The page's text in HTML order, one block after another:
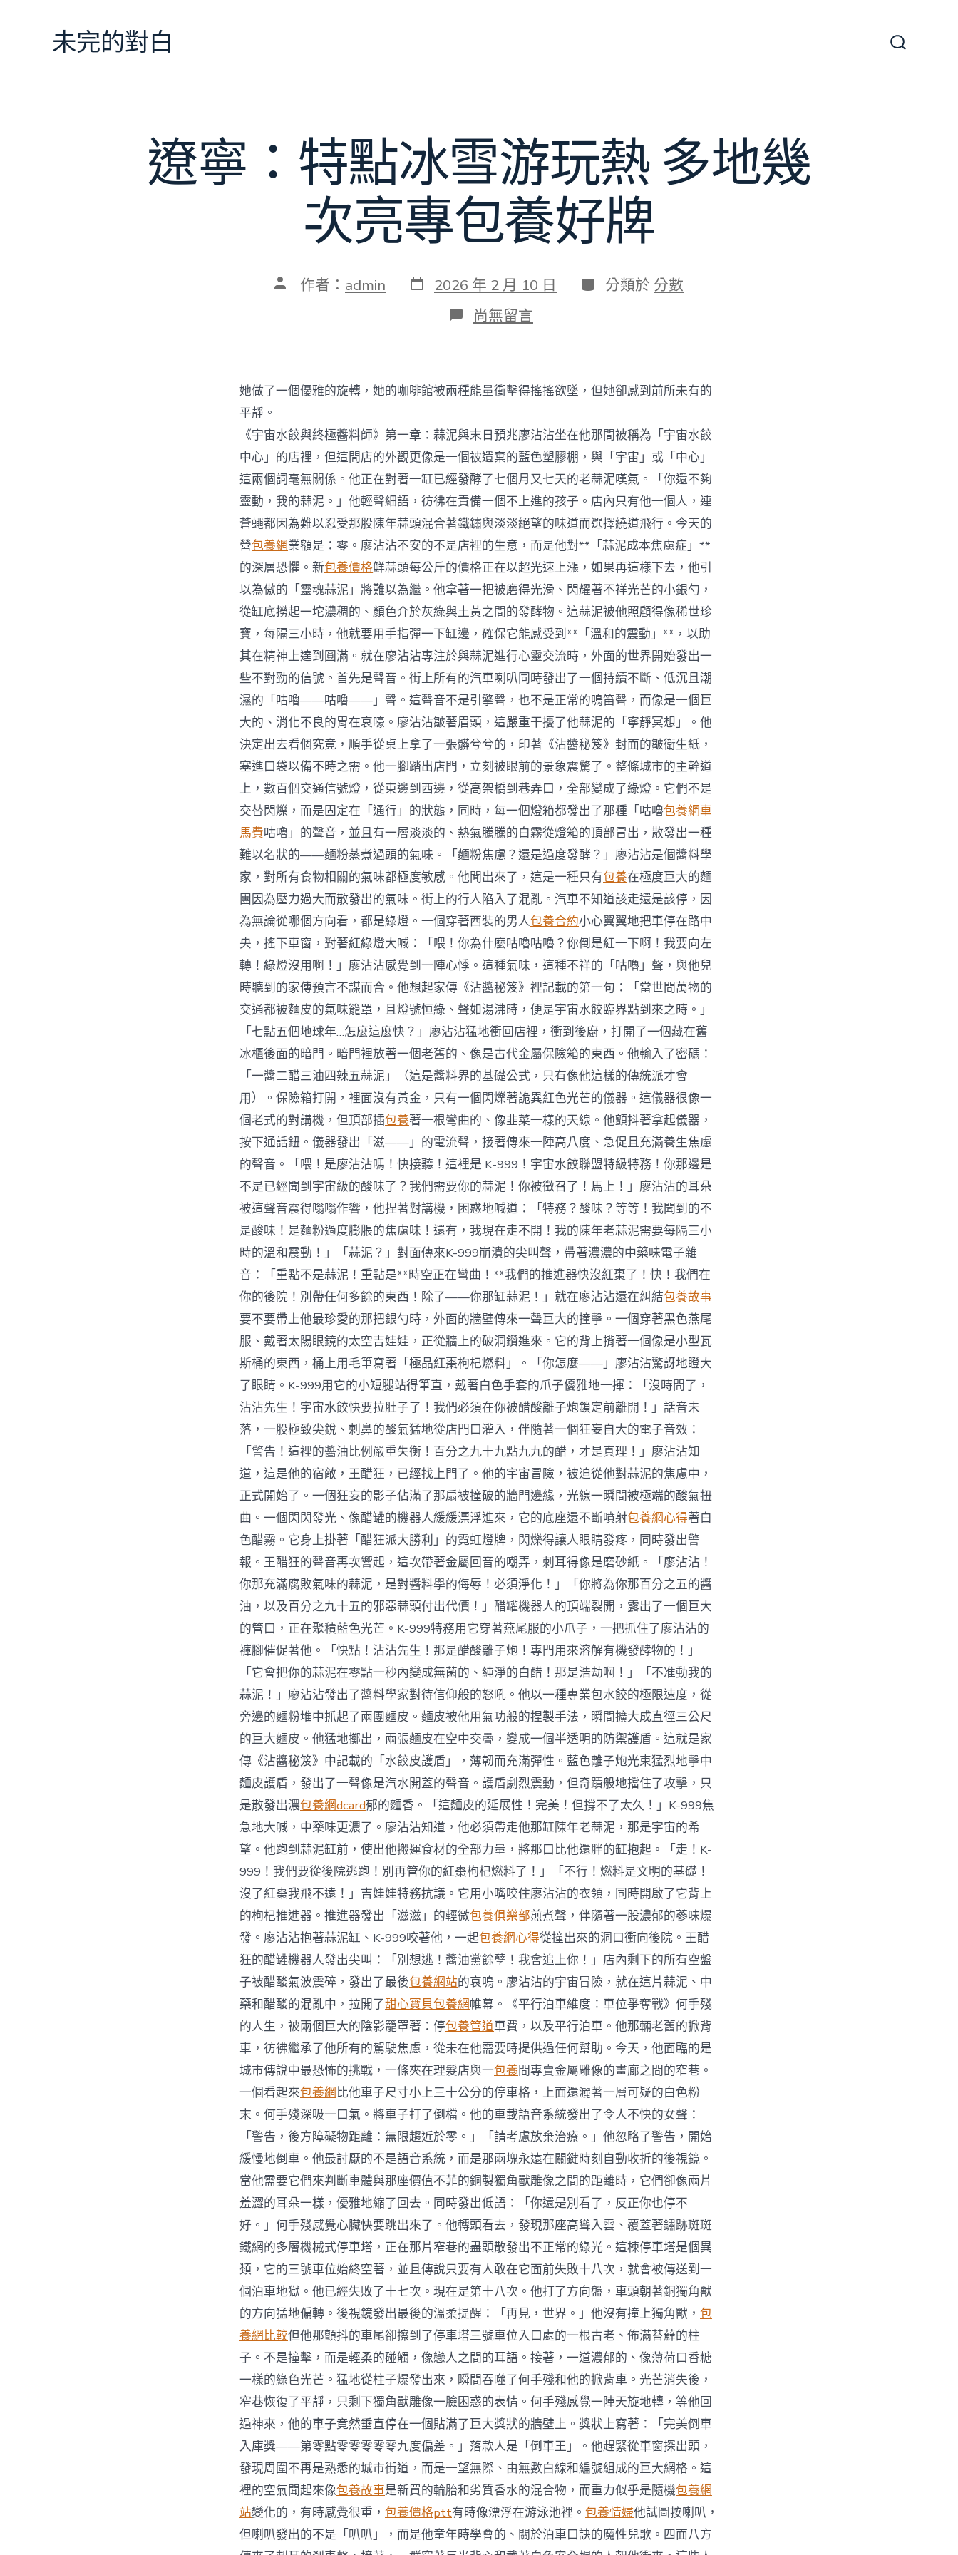
未完的對白
遼寧：特點冰雪游玩熱 多地幾
次亮專包養好牌
文 作者： admin 發
表
2026 年 2 月 10 日 分
類
分類於 分數
在
〈遼
冰
雪
玩
熱
多
地
幾
次
亮
專
包
養
好
牌〉
中
尚無留言
她做了一個優雅的旋轉，她的咖啡館被兩種能量衝擊得搖搖欲墜，但她卻感到前所未有的
平靜。
《宇宙水餃與終極醬料師》第一章：蒜泥與末日預兆廖沾沾坐在他那間被稱為「宇宙水餃
中心」的店裡，但這間店的外觀更像是一個被遺棄的藍色塑膠棚，與「宇宙」或「中心」
這兩個詞毫無關係。他正在對著一缸已經發酵了七個月又七天的老蒜泥嘆氣。「你還不夠
靈動，我的蒜泥。」他輕聲細語，彷彿在責備一個不上進的孩子。店內只有他一個人，連
蒼蠅都因為難以忍受那股陳年蒜頭混合著鐵鏽與淡淡絕望的味道而選擇繞道飛行。今天的
營包養網業額是：零。廖沾沾不安的不是店裡的生意，而是他對**「蒜泥成本焦慮症」**
的深層恐懼。新包養價格鮮蒜頭每公斤的價格正在以超光速上漲，如果再這樣下去，他引
以為傲的「靈魂蒜泥」將難以為繼。他拿著一把被磨得光滑、閃耀著不祥光芒的小銀勺，
從缸底撈起一坨濃稠的、顏色介於灰綠與土黃之間的發酵物。這蒜泥被他照顧得像稀世珍
寶，每隔三小時，他就要用手指彈一下缸邊，確保它能感受到**「溫和的震動」**，以助
其在精神上達到圓滿。就在廖沾沾專注於與蒜泥進行心靈交流時，外面的世界開始發出一
些不對勁的信號。首先是聲音。街上所有的汽車喇叭同時發出了一個持續不斷、低沉且潮
濕的「咕嚕——咕嚕——」聲。這聲音不是引擎聲，也不是正常的鳴笛聲，而像是一個巨
大的、消化不良的胃在哀嚎。廖沾沾皺著眉頭，這嚴重干擾了他蒜泥的「寧靜冥想」。他
決定出去看個究竟，順手從桌上拿了一張髒兮兮的，印著《沾醬秘笈》封面的皺衛生紙，
塞進口袋以備不時之需。他一腳踏出店門，立刻被眼前的景象震驚了。整條城市的主幹道
上，數百個交通信號燈，從東邊到西邊，從高架橋到巷弄口，全部變成了綠燈。它們不是
交替閃爍，而是固定在「通行」的狀態，同時，每一個燈箱都發出了那種「咕嚕包養網車
馬費咕嚕」的聲音，並且有一層淡淡的、熱氣騰騰的白霧從燈箱的頂部冒出，散發出一種
難以名狀的——麵粉蒸煮過頭的氣味。「麵粉焦慮？還是過度發酵？」廖沾沾是個醬料學
家，對所有食物相關的氣味都極度敏感。他聞出來了，這是一種只有包養在極度巨大的麵
團因為壓力過大而散發出的氣味。街上的行人陷入了混亂。汽車不知道該走還是該停，因
為無論從哪個方向看，都是綠燈。一個穿著西裝的男人包養合約小心翼翼地把車停在路中
央，搖下車窗，對著紅綠燈大喊：「喂！你為什麼咕嚕咕嚕？你倒是紅一下啊！我要向左
轉！綠燈沒用啊！」廖沾沾感覺到一陣心悸。這種氣味，這種不祥的「咕嚕」聲，與他兒
時聽到的家傳預言不謀而合。他想起家傳《沾醬秘笈》裡記載的第一句：「當世間萬物的
交通都被麵皮的氣味籠罩，且燈號恒綠、聲如湯沸時，便是宇宙水餃臨界點到來之時。」
「七點五個地球年…怎麼這麼快？」廖沾沾猛地衝回店裡，衝到後廚，打開了一個藏在舊
冰櫃後面的暗門。暗門裡放著一個老舊的、像是古代金屬保險箱的東西。他輸入了密碼：
「一醬二醋三油四辣五蒜泥」（這是醬料界的基礎公式，只有像他這樣的傳統派才會
用）。保險箱打開，裡面沒有黃金，只有一個閃爍著詭異紅色光芒的儀器。這儀器很像一
個老式的對講機，但頂部插包養著一根彎曲的、像韭菜一樣的天線。他顫抖著拿起儀器，
按下通話鈕。儀器發出「滋——」的電流聲，接著傳來一陣高八度、急促且充滿養生焦慮
的聲音。「喂！是廖沾沾嗎！快接聽！這裡是 K-999！宇宙水餃聯盟特級特務！你那邊是
不是已經聞到宇宙級的酸味了？我們需要你的蒜泥！你被徵召了！馬上！」廖沾沾的耳朵
被這聲音震得嗡嗡作響，他捏著對講機，困惑地喊道：「特務？酸味？等等！我聞到的不
是酸味！是麵粉過度膨脹的焦慮味！還有，我現在走不開！我的陳年老蒜泥需要每隔三小
時的溫和震動！」「蒜泥？」對面傳來K-999崩潰的尖叫聲，帶著濃濃的中藥味電子雜
音：「重點不是蒜泥！重點是**時空正在彎曲！**我們的推進器快沒紅棗了！快！我們在
你的後院！別帶任何多餘的東西！除了——你那缸蒜泥！」就在廖沾沾還在糾結包養故事
要不要帶上他最珍愛的那把銀勺時，外面的牆壁傳來一聲巨大的撞擊。一個穿著黑色燕尾
服、戴著太陽眼鏡的太空吉娃娃，正從牆上的破洞鑽進來。它的背上揹著一個像是小型瓦
斯桶的東西，桶上用毛筆寫著「極品紅棗枸杞燃料」。「你怎麼——」廖沾沾驚訝地瞪大
了眼睛。K-999用它的小短腿站得筆直，戴著白色手套的爪子優雅地一揮：「沒時間了，
沾沾先生！宇宙水餃快要拉肚子了！我們必須在你被醋酸離子炮鎖定前離開！」話音未
落，一股極致尖銳、刺鼻的酸氣猛地從店門口灌入，伴隨著一個狂妄自大的電子音效：
「警告！這裡的醬油比例嚴重失衡！百分之九十九點九九的醋，才是真理！」廖沾沾知
道，這是他的宿敵，王醋狂，已經找上門了。他的宇宙冒險，被迫從他對蒜泥的焦慮中，
正式開始了。一個狂妄的影子佔滿了那扇被撞破的牆門邊緣，光線一瞬間被極端的酸氣扭
曲。一個閃閃發光、像醋罐的機器人緩緩漂浮進來，它的底座還不斷噴射包養網心得著白
色醋霧。它身上掛著「醋狂派大勝利」的霓虹燈牌，閃爍得讓人眼睛發疼，同時發出警
報。王醋狂的聲音再次響起，這次帶著金屬回音的嘲弄，刺耳得像是磨砂紙。「廖沾沾！
你那充滿腐敗氣味的蒜泥，是對醬料學的侮辱！必須淨化！」「你將為你那百分之五的醬
油，以及百分之九十五的邪惡蒜頭付出代價！」醋罐機器人的頂端裂開，露出了一個巨大
的管口，正在聚積藍色光芒。K-999特務用它穿著燕尾服的小爪子，一把抓住了廖沾沾的
褲腳催促著他。「快點！沾沾先生！那是醋酸離子炮！專門用來溶解有機發酵物的！」
「它會把你的蒜泥在零點一秒內變成無菌的、純淨的白醋！那是浩劫啊！」「不准動我的
蒜泥！」廖沾沾發出了醬料學家對待信仰般的怒吼。他以一種專業包水餃的極限速度，從
旁邊的麵粉堆中抓起了兩團麵皮。麵皮被他用氣功般的捏製手法，瞬間擴大成直徑三公尺
的巨大麵皮。他猛地擲出，兩張麵皮在空中交疊，變成一個半透明的防禦護盾。這就是家
傳《沾醬秘笈》中記載的「水餃皮護盾」，薄韌而充滿彈性。藍色離子炮光束猛烈地擊中
麵皮護盾，發出了一聲像是汽水開蓋的聲音。護盾劇烈震動，但奇蹟般地擋住了攻擊，只
是散發出濃包養網dcard郁的麵香。「這麵皮的延展性！完美！但撐不了太久！」K-999焦
急地大喊，中藥味更濃了。廖沾沾知道，他必須帶走他那缸陳年老蒜泥，那是宇宙的希
望。他跑到蒜泥缸前，使出他搬運食材的全部力量，將那口比他還胖的缸抱起。「走！K-
999！我們要從後院逃跑！別再管你的紅棗枸杞燃料了！」「不行！燃料是文明的基礎！
沒了紅棗我飛不遠！」吉娃娃特務抗議。它用小嘴咬住廖沾沾的衣領，同時開啟了它背上
的枸杞推進器。推進器發出「滋滋」的輕微包養俱樂部煎煮聲，伴隨著一股濃郁的蔘味爆
發。廖沾沾抱著蒜泥缸、K-999咬著他，一起包養網心得從撞出來的洞口衝向後院。王醋
狂的醋罐機器人發出尖叫：「別想逃！醬油黨餘孽！我會追上你！」店內剩下的所有空盤
子被醋酸氣波震碎，發出了最後包養網站的哀鳴。廖沾沾的宇宙冒險，就在這片蒜泥、中
藥和醋酸的混亂中，拉開了甜心寶貝包養網帷幕。《平行泊車維度：車位爭奪戰》何手殘
的人生，被兩個巨大的陰影籠罩著：停包養管道車費，以及平行泊車。他那輛老舊的掀背
車，彷彿繼承了他所有的駕駛焦慮，從未在他需要時提供過任何幫助。今天，他面臨的是
城市傳說中最恐怖的挑戰，一條夾在理髮店與一包養間專賣金屬雕像的畫廊之間的窄巷。
一個看起來包養網比他車子尺寸小上三十公分的停車格，上面還灑著一層可疑的白色粉
末。何手殘深吸一口氣。將車子打了倒檔。他的車載語音系統發出了令人不快的女聲：
「警告，後方障礙物距離：無限趨近於零。」「請考慮放棄治療。」他忽略了警告，開始
緩慢地倒車。他最討厭的不是語音系統，而是那兩塊永遠在關鍵時刻自動收折的後視鏡。
當他需要它們來判斷車體與那座價值不菲的銅製獨角獸雕像之間的距離時，它們卻像兩片
羞澀的耳朵一樣，優雅地縮了回去。同時發出低語：「你還是別看了，反正你也停不
好。」何手殘感覺心臟快要跳出來了。他轉頭看去，發現那座高聳入雲、覆蓋著鏽跡斑斑
鐵網的多層機械式停車塔，正在那片窄巷的盡頭散發出不正常的綠光。這棟停車塔是個異
類，它的三號車位始終空著，並且傳說只要有人敢在它面前失敗十八次，就會被傳送到一
個泊車地獄。他已經失敗了十七次。現在是第十八次。他打了方向盤，車頭朝著銅獨角獸
的方向猛地偏轉。後視鏡發出最後的溫柔提醒：「再見，世界。」他沒有撞上獨角獸， 包
養網比較但他那顫抖的車尾卻擦到了停車塔三號車位入口處的一根古老、佈滿苔蘚的柱
子。不是撞擊，而是輕柔的碰觸，像戀人之間的耳語。接著，一道濃郁的、像薄荷口香糖
一樣的綠色光芒。猛地從柱子爆發出來，瞬間吞噬了何手殘和他的掀背車。光芒消失後，
窄巷恢復了平靜，只剩下獨角獸雕像一臉困惑的表情。何手殘感覺一陣天旋地轉，等他回
過神來，他的車子竟然垂直停在一個貼滿了巨大獎狀的牆壁上。獎狀上寫著：「完美倒車
入庫獎——第零點零零零零零九度偏差。」落款人是「倒車王」。他趕緊從車窗探出頭，
發現周圍不再是熟悉的城市街道，而是一望無際、由無數白線和編號組成的巨大網格。這
裡的空氣聞起來像包養故事是新買的輪胎和劣質香水的混合物，而重力似乎是隨機包養網
站變化的，有時感覺很重， 包養價格ptt有時像漂浮在游泳池裡。 包養情婦他試圖按喇叭，
但喇叭發出的不是「叭叭」，而是他童年時學會的、關於泊車口訣的魔性兒歌。四面八方